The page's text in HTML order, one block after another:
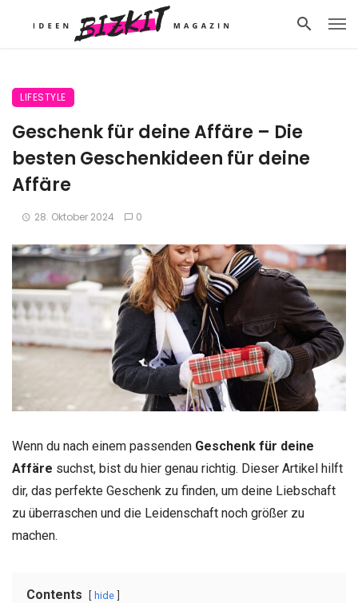
LIFESTYLE
Geschenk für deine Affäre – Die
besten Geschenkideen für deine
Affäre
28. Oktober 2024 0
Wenn du nach einem passenden Geschenk für deine
Affäre suchst, bist du hier genau richtig. Dieser Artikel hilft
dir, das perfekte Geschenk zu finden, um deine Liebschaft
zu überraschen und die Leidenschaft noch größer zu
machen.
Contents hide